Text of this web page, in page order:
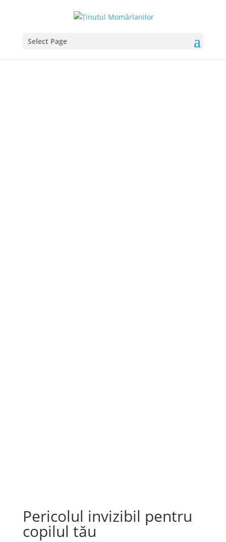
Select Page
Pericolul invizibil pentru
copilul tău